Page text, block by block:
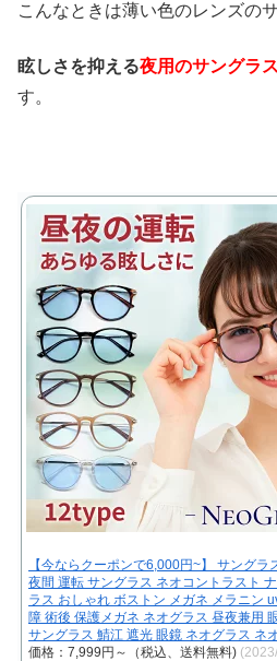
こんなときは薄い色のレンズの
眩しさを抑える夜用のサングラス
す。
【今ならクーポンで6,000円~】 サングラ
夜間 運転 サングラス ネオコントラスト
ラス おしゃれ ボストン メガネ メラニン
障 術後 保護メガネ ネオグラス 昼夜兼用
サングラス 鯖江 遮光 眼鏡 ネオグラス ネ
価格：7,999円～（税込、送料無料)